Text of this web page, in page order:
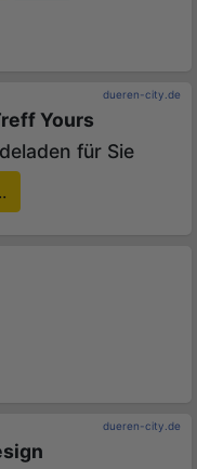
dueren-city.de
Yours
für Sie
dueren-city.de